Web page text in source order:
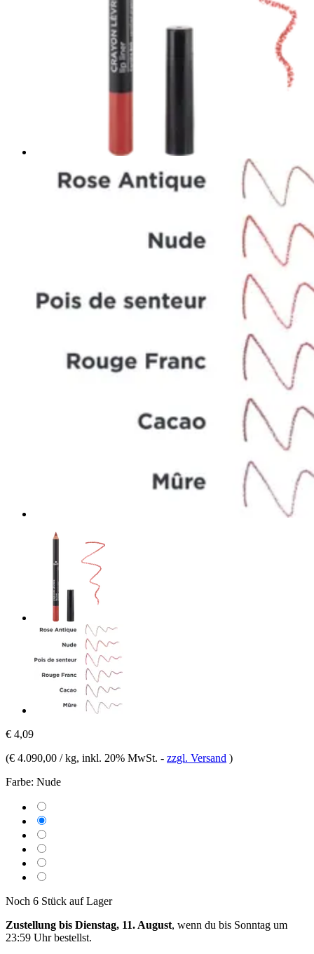
€ 4,09
(€ 4.090,00 / kg, inkl. 20% MwSt. - zzgl. Versand )
Farbe: Nude
Noch 6 Stück auf Lager
Zustellung bis Dienstag, 11. August, wenn du bis Sonntag um
23:59 Uhrbestellst.